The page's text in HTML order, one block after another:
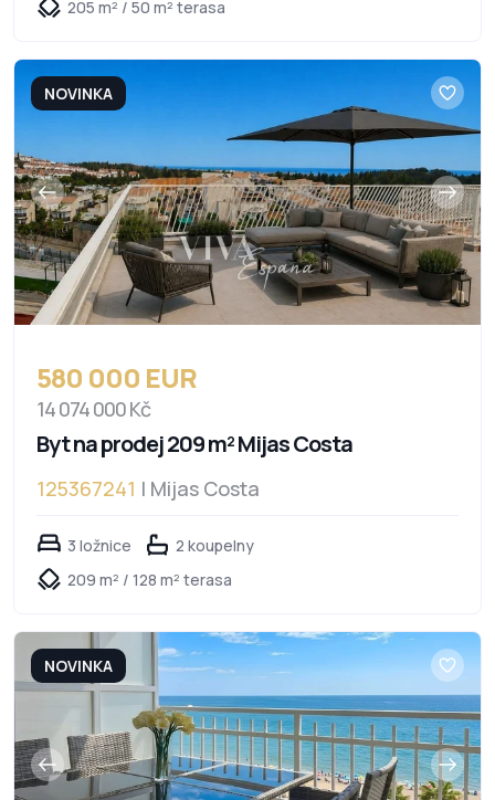
205 m² / 50 m² terasa
NOVINKA
580 000 EUR
14 074 000 Kč
Byt na prodej 209 m² Mijas Costa
125367241 | Mijas Costa
3 ložnice
2 koupelny
209 m² / 128 m² terasa
NOVINKA